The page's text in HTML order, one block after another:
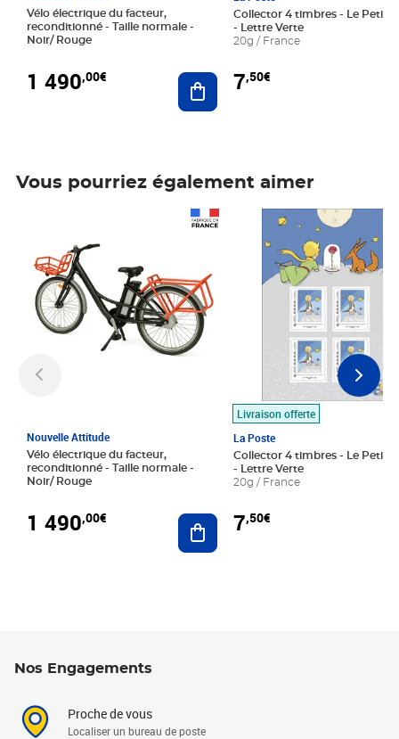
Vélo électrique du facteur,
reconditionné - Taille normale -
Noir/ Rouge
1 490,00€ Ajouter au panier
Collector 4 timbres - Le Petit
- Lettre Verte
20g / France
7,50€
Vous pourriez également aimer
Nouvelle Attitude
Vélo électrique du facteur,
reconditionné - Taille normale -
Noir/ Rouge
1 490,00€ Ajouter au panier
Livraison offerte
La Poste
Collector 4 timbres - Le Petit
- Lettre Verte
20g / France
7,50€
Prix 7,50€
Nos Engagements
Proche de vous
Localiser un bureau de poste